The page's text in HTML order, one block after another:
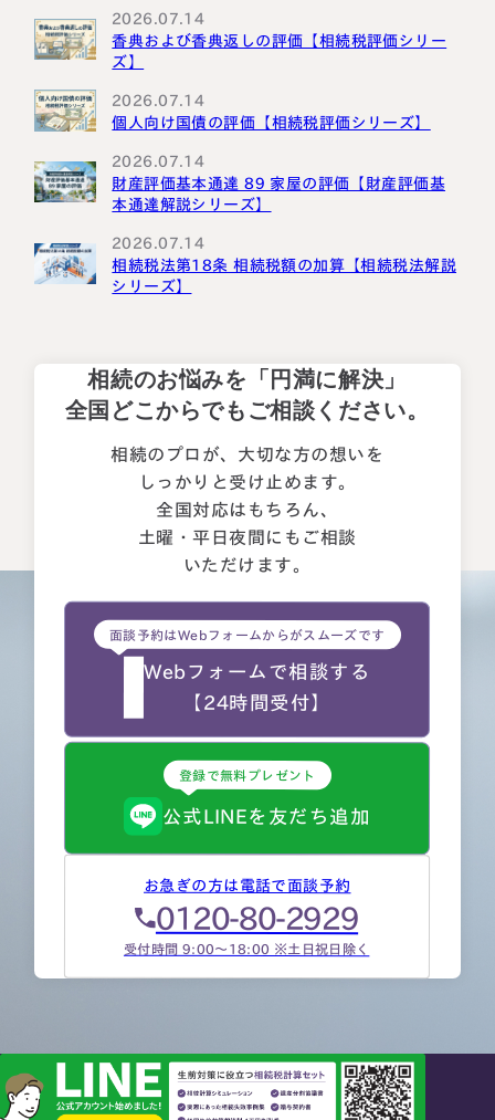
2026.07.14
香典および香典返しの評価【相続税評価シリー
ズ】
2026.07.14
個人向け国債の評価【相続税評価シリーズ】
2026.07.14
財産評価基本通達 89 家屋の評価【財産評価基
本通達解説シリーズ】
2026.07.14
相続税法第18条 相続税額の加算【相続税法解説
シリーズ】
相続のお悩みを「円満に解決」
全国どこからでもご相談ください。
相続のプロが、大切な方の想いを
しっかりと受け止めます。
全国対応はもちろん、
土曜・平日夜間にもご相談
いただけます。
面談予約はWebフォームからがスムーズです
Webフォームで相談する
【24時間受付】
登録で無料プレゼント
公式LINEを友だち追加
お急ぎの方は電話で面談予約
0120-80-2929
受付時間 9:00～18:00 ※土日祝日除く